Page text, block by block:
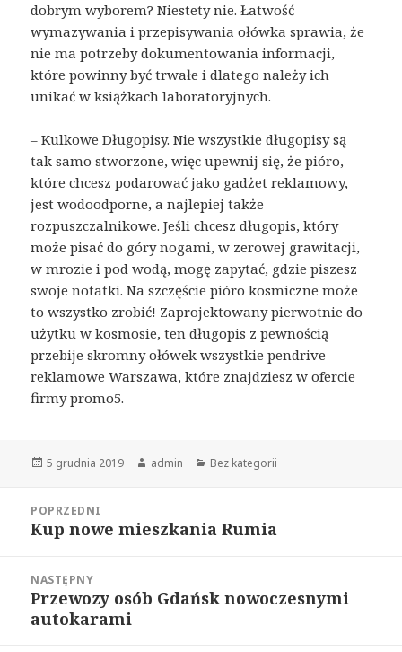
dobrym wyborem? Niestety nie. Łatwość
wymazywania i przepisywania ołówka sprawia, że ​​
nie ma potrzeby dokumentowania informacji,
które powinny być trwałe i dlatego należy ich
unikać w książkach laboratoryjnych.
– Kulkowe Długopisy. Nie wszystkie długopisy są
tak samo stworzone, więc upewnij się, że pióro,
które chcesz podarować jako gadżet reklamowy,
jest wodoodporne, a najlepiej także
rozpuszczalnikowe. Jeśli chcesz długopis, który
może pisać do góry nogami, w zerowej grawitacji,
w mrozie i pod wodą, mogę zapytać, gdzie piszesz
swoje notatki. Na szczęście pióro kosmiczne może
to wszystko zrobić! Zaprojektowany pierwotnie do
użytku w kosmosie, ten długopis z pewnością
przebije skromny ołówek wszystkie pendrive
reklamowe Warszawa, które znajdziesz w ofercie
firmy promo5.
Opublikowano
5 grudnia 2019 Autor
admin Kategorie
Bez kategorii
wpisu
POPRZEDNI
Poprzedni
Kup nowe mieszkania Rumia
NASTĘPNY
Następny
wpis:
Przewozy osób Gdańsk nowoczesnymi
autokarami